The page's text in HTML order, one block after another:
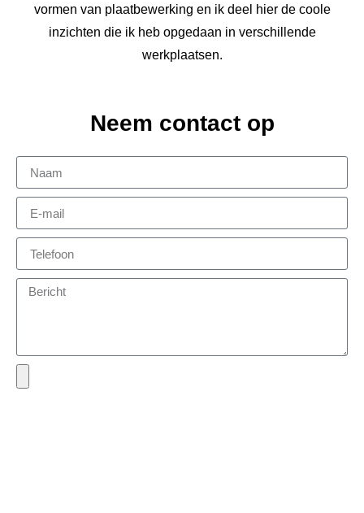
vormen van plaatbewerking en ik deel hier de coole
inzichten die ik heb opgedaan in verschillende
werkplaatsen.
Neem contact op